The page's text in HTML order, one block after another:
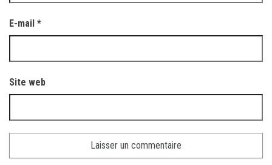
E-mail *
Site web